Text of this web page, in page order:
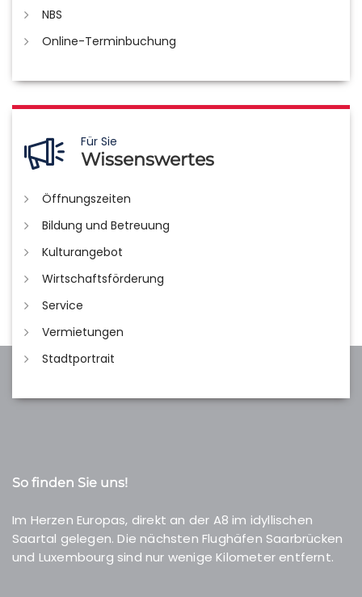
NBS
Online-Terminbuchung
Für Sie
Wissenswertes
Öffnungszeiten
Bildung und Betreuung
Kulturangebot
Wirtschaftsförderung
Service
Vermietungen
Stadtportrait
So finden Sie uns!
Im Herzen Europas, direkt an der A8 im idyllischen
Saartal gelegen. Die nächsten Flughäfen Saarbrücken
und Luxembourg sind nur wenige Kilometer entfernt.